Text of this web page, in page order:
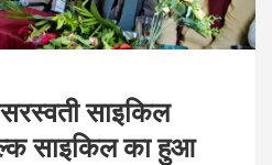
साइकिल
साइकिल का हुआ